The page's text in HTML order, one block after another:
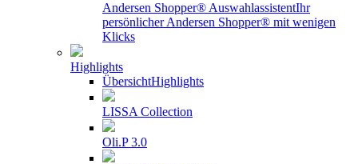
Andersen Shopper® AuswahlassistentIhr
persönlicher Andersen Shopper® mit wenigen
Klicks
Highlights
ÜbersichtHighlights
LISSA Collection
Oli.P 3.0